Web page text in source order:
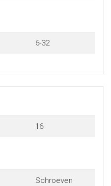
6-32
16
Schroeven